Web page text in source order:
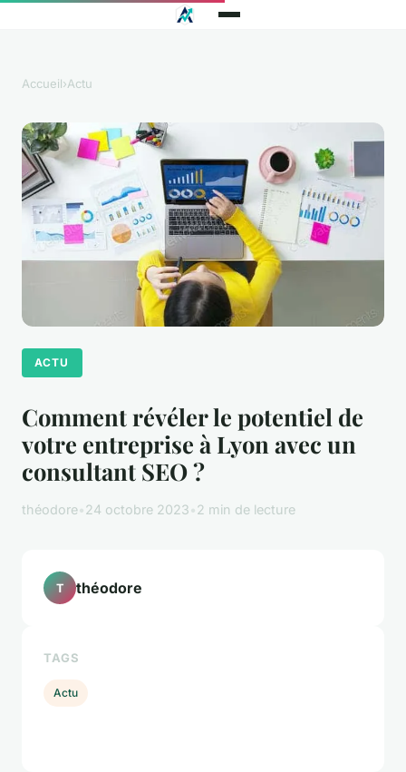
Accueil›Actu
ACTU
Comment révéler le potentiel de
votre entreprise à Lyon avec un
consultant SEO ?
théodore•24 octobre 2023•2 min de lecture
T théodore
TAGS
Actu